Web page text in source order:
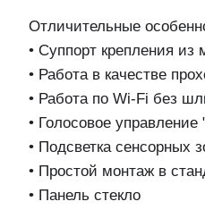
Отличительные
• Суппорт крепления из
• Работа в качестве
• Работа по Wi-Fi без
• Голосовое
• Подсветка сенсорных
• Простой монтаж в
• Панель стекло